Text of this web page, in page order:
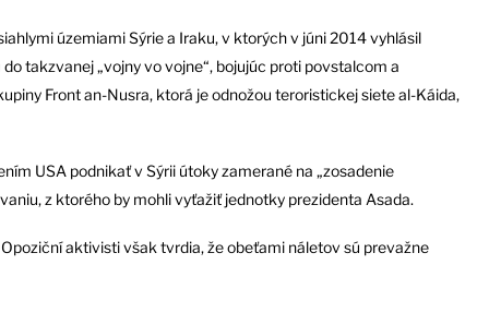
územiami Sýrie a Iraku, v ktorých v júni 2014 vyhlásil
takzvanej „vojny vo vojne“, bojujúc proti povstalcom a
Front an-Nusra, ktorá je odnožou teroristickej siete al-Káida,
USA podnikať v Sýrii útoky zamerané na „zosadenie
z ktorého by mohli vyťažiť jednotky prezidenta Asada.
aktivisti však tvrdia, že obeťami náletov sú prevažne